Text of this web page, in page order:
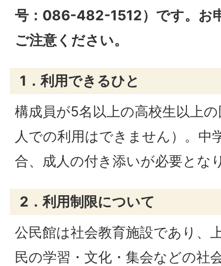
号：086-482-1512）です。お
ご注意ください。
1．利用できるひと
構成員が5名以上の高校生以上
人での利用はできません）。中
合、成人の付き添いが必要とな
2．利用制限について
公民館は社会教育施設であり、
民の学習・文化・集会などの社